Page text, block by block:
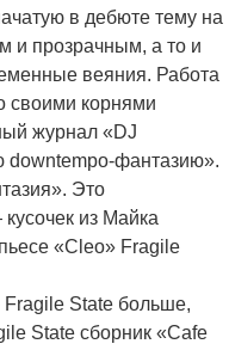
в дебюте тему на
и прозрачным, а то и
веяния. Работа
своими корнями
журнал «DJ
downtempo-фантазию».
Это
из Майка
«Cleo» Fragile
Fragile State больше,
State сборник «Cafe